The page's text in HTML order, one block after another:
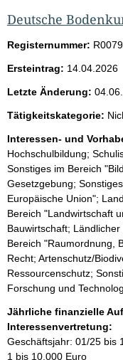
Deutsche
Registernummer:
Ersteintrag: 14.04.2026
Letzte Änderung:
Tätigkeitskategorie:
Interessen- und
Hochschulbildung;
Sonstiges im Bereich
Gesetzgebung;
Europäische Union";
Bereich "Landwirtschaft
Bauwirtschaft;
Bereich "Raumordnung,
Recht; Artenschutz/
Ressourcenschutz;
Forschung und
Jährliche finanzielle
Interessenvertretung:
Geschäftsjahr: 01/25 bis
1 bis 10.000 Euro